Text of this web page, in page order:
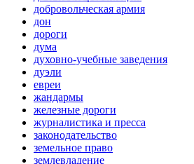
добровольческая армия
дон
дороги
дума
духовно-учебные заведения
дуэли
евреи
жандармы
железные дороги
журналистика и пресса
законодательство
земельное право
землевладение